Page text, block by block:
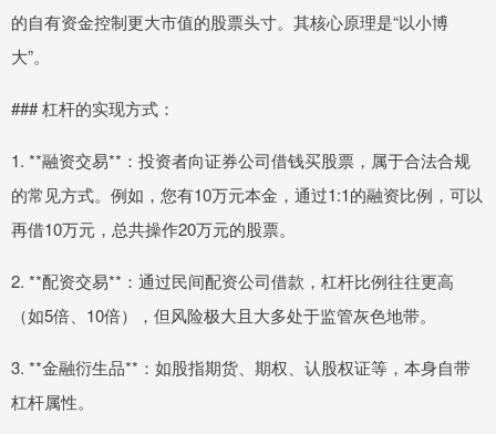
的自有资金控制更大市值的股票头寸。其核心原理是“以小博
大”。
### 杠杆的实现方式：
1. **融资交易**：投资者向证券公司借钱买股票，属于合法合规
的常见方式。例如，您有10万元本金，通过1:1的融资比例，可以
再借10万元，总共操作20万元的股票。
2. **配资交易**：通过民间配资公司借款，杠杆比例往往更高
（如5倍、10倍），但风险极大且大多处于监管灰色地带。
3. **金融衍生品**：如股指期货、期权、认股权证等，本身自带
杠杆属性。